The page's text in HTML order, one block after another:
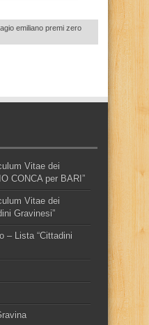
emiliano premi zero
Vitae dei
CONCA per BARI”
Vitae dei
Gravinesi”
– Lista “Cittadini